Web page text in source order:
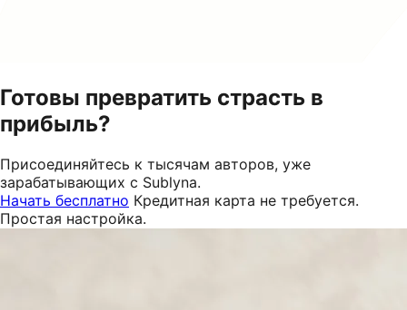
Готовы превратить страсть в
прибыль?
Присоединяйтесь к тысячам авторов, уже
зарабатывающих с Sublyna.
Начать бесплатно Кредитная карта не требуется.
Простая настройка.